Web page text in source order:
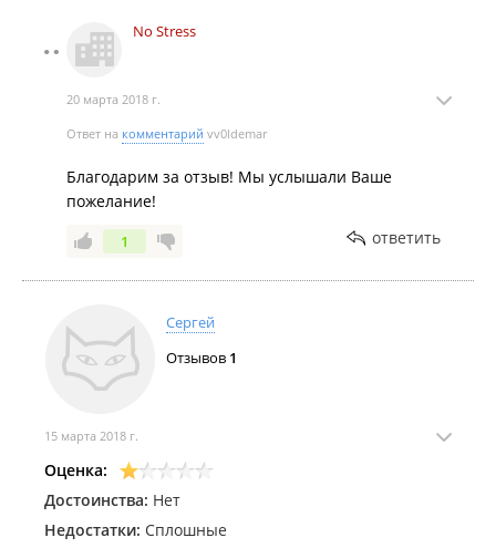
No Stress
20 марта 2018 г.
Ответ на комментарий vv0ldemar
Благодарим за отзыв! Мы услышали Ваше
пожелание!
1 ответить
Сергей
Отзывов 1
15 марта 2018 г.
Оценка:
Достоинства: Нет
Недостатки: Сплошные